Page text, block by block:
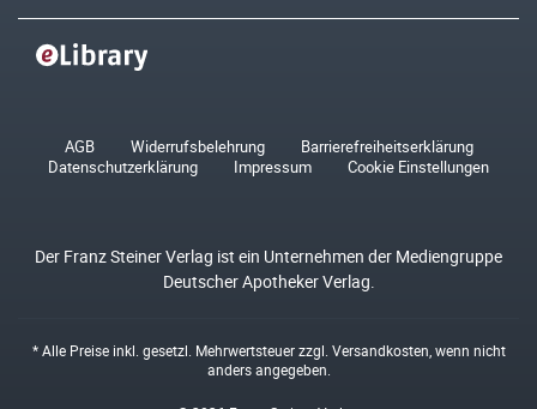
AGB Widerrufsbelehrung
Barrierefreiheitserklärung
Datenschutzerklärung
Impressum Cookie Einstellungen
Der Franz Steiner Verlag ist ein Unternehmen der Mediengruppe
Deutscher Apotheker Verlag.
* Alle Preise inkl. gesetzl. Mehrwertsteuer zzgl. Versandkosten , wenn nicht
anders angegeben.